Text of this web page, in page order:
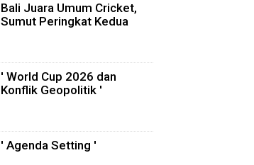
Bali Juara Umum Cricket,
Sumut Peringkat Kedua
' World Cup 2026 dan
Konflik Geopolitik '
' Agenda Setting '